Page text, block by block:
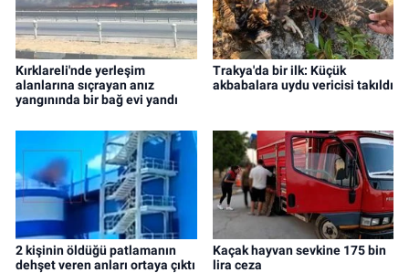
Kırklareli'nde yerleşim
alanlarına sıçrayan anız
yangınında bir bağ evi yandı
Trakya'da bir ilk: Küçük
akbabalara uydu vericisi takıldı
2 kişinin öldüğü patlamanın
dehşet veren anları ortaya çıktı
Kaçak hayvan sevkine 175 bin
lira ceza